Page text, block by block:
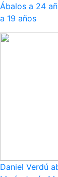
Ábalos a 24
a 19 años
Daniel Verdú